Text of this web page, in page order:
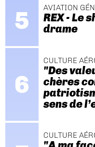
AVIATION
REX - Le
drame
CULTURE
"Des
chères
sens de
CULTURE